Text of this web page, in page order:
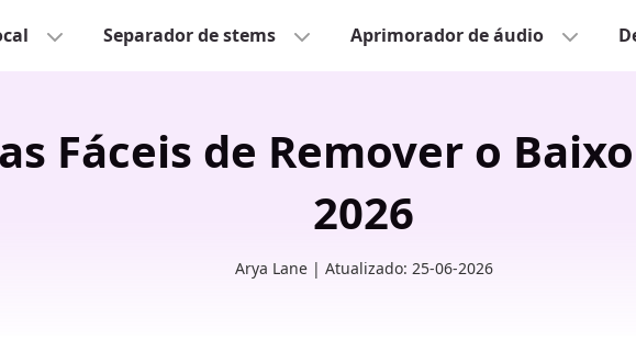
Separador de stems Aprimorador de áudio
Fáceis de Remover o
2026
Arya Lane | Atualizado: 25-06-2026